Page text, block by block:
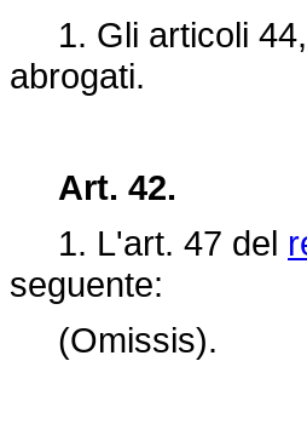
1. Gli articoli 44,
abrogati.
Art. 42.
1. L'art. 47 del
seguente:
(Omissis).